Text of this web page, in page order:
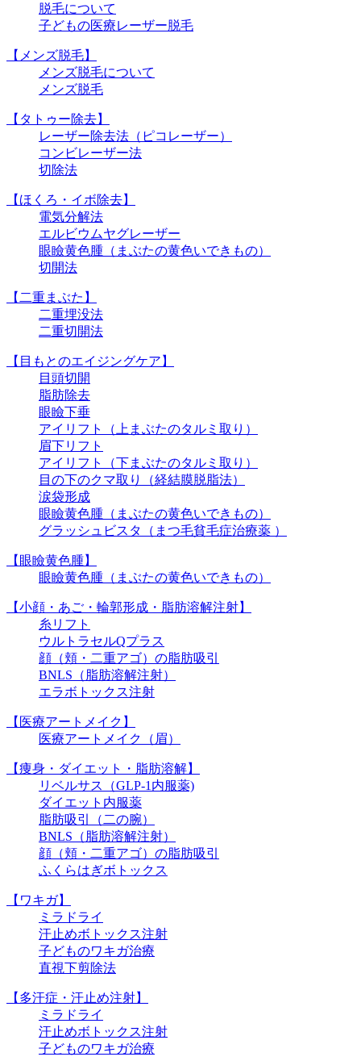
脱毛について
子どもの医療レーザー脱毛
【メンズ脱毛】
メンズ脱毛について
メンズ脱毛
【タトゥー除去】
レーザー除去法（ピコレーザー）
コンビレーザー法
切除法
【ほくろ・イボ除去】
電気分解法
エルビウムヤグレーザー
眼瞼黄色腫（まぶたの黄色いできもの）
切開法
【二重まぶた】
二重埋没法
二重切開法
【目もとのエイジングケア】
目頭切開
脂肪除去
眼瞼下垂
アイリフト（上まぶたのタルミ取り）
眉下リフト
アイリフト（下まぶたのタルミ取り）
目の下のクマ取り（経結膜脱脂法）
涙袋形成
眼瞼黄色腫（まぶたの黄色いできもの）
グラッシュビスタ（まつ毛貧毛症治療薬 ）
【眼瞼黄色腫】
眼瞼黄色腫（まぶたの黄色いできもの）
【小顔・あご・輪郭形成・脂肪溶解注射】
糸リフト
ウルトラセルQプラス
顔（頬・二重アゴ）の脂肪吸引
BNLS（脂肪溶解注射）
エラボトックス注射
【医療アートメイク】
医療アートメイク（眉）
【痩身・ダイエット・脂肪溶解】
リベルサス（GLP-1内服薬)
ダイエット内服薬
脂肪吸引（二の腕）
BNLS（脂肪溶解注射）
顔（頬・二重アゴ）の脂肪吸引
ふくらはぎボトックス
【ワキガ】
ミラドライ
汗止めボトックス注射
子どものワキガ治療
直視下剪除法
【多汗症・汗止め注射】
ミラドライ
汗止めボトックス注射
子どものワキガ治療